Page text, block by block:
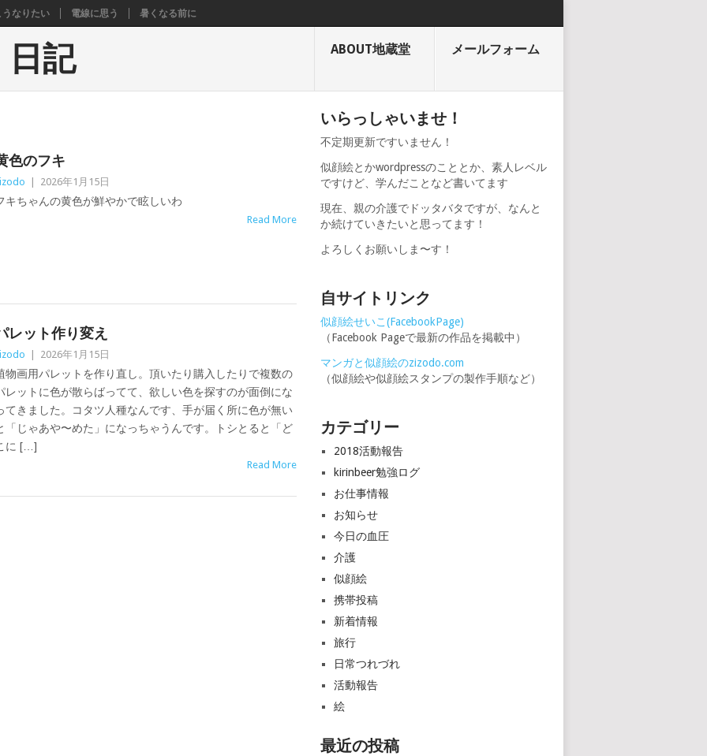
うなりたい 電線に思う 暑くなる前に
記 ABOUT地蔵堂 メールフォーム
色のフキ
2026年1月15日
キちゃんの黄色が鮮やかで眩しいわ
Read More
レット作り変え
2026年1月15日
物画用パレットを作り直し。頂いたり購入したりで複数の
レットに色が散らばってて、欲しい色を探すのが面倒にな
てきました。コタツ人種なんです、手が届く所に色が無い
「じゃあや〜めた」になっちゃうんです。トシとると「ど
に […]
Read More
いらっしゃいませ！
不定期更新ですいません！
似顔絵とかwordpressのこととか、素人レベル
ですけど、学んだことなど書いてます
現在、親の介護でドッタバタですが、なんと
か続けていきたいと思ってます！
よろしくお願いしま〜す！
自サイトリンク
似顔絵せいこ(FacebookPage)
（Facebook Pageで最新の作品を掲載中）
マンガと似顔絵のzizodo.com
（似顔絵や似顔絵スタンプの製作手順など）
カテゴリー
2018活動報告
kirinbeer勉強ログ
お仕事情報
お知らせ
今日の血圧
介護
似顔絵
携帯投稿
新着情報
旅行
日常つれづれ
活動報告
絵
最近の投稿